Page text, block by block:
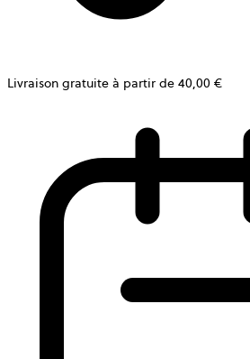
Livraison gratuite à partir de 40,00 €